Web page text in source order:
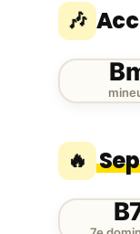
🎶
🔥